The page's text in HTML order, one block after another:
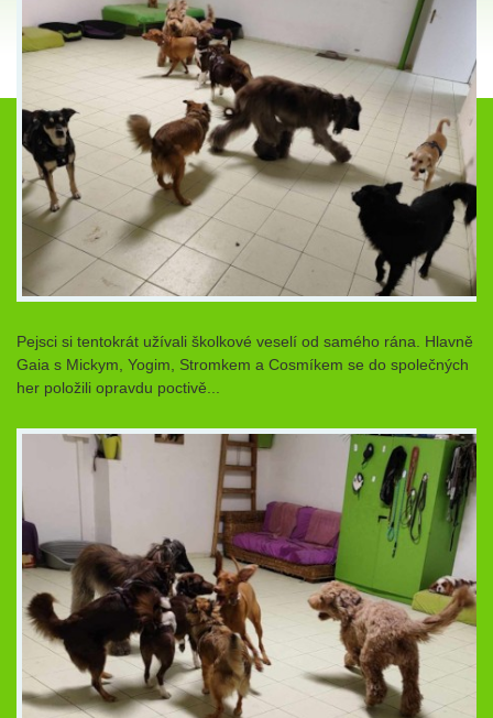
Pejsci si tentokrát užívali školkové veselí od samého rána. Hlavně
Gaia s Mickym, Yogim, Stromkem a Cosmíkem se do společných
her položili opravdu poctivě...